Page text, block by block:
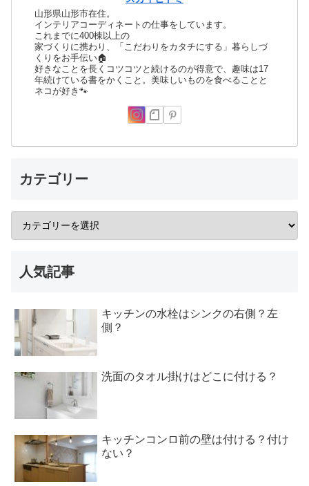
山形県山形市在住。
インテリアコーディネートの仕事をしています。
これまでに400棟以上の
家づくりに携わり、「こだわりをカタチにする」暮らしづ
くりをお手伝い🏠
好きなことを長くコツコツと続けるのが得意で、趣味は17
年続けている書をかくこと。美味しいものを食べることと
ネコが好き🐾
カテゴリー
人気記事
キッチンの水栓はシンクの右側？左
側？
洗面のタオル掛けはどこに付ける？
キッチンコンロ前の壁は付ける？付け
ない？